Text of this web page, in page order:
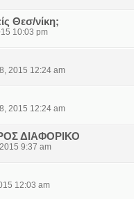
Θεσ/νίκη;
10:03 pm
2015 12:24 am
2015 12:24 am
ΔΙΑΦΟΡΙΚΟ
9:37 am
12:03 am